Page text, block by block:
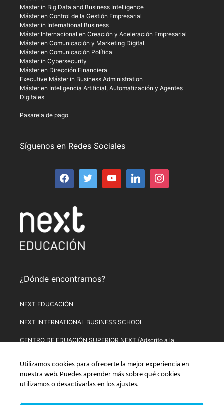
Master in Big Data and Business Intelligence
Máster en Control de la Gestión Empresarial
Master in International Business
Máster Internacional en Creación y Aceleración Empresarial
Máster en Comunicación y Marketing Digital
Máster en Comunicación Política
Master in Cybersecurity
Máster en Dirección Financiera
Executive Máster in Business Administration
Máster en Inteligencia Artificial, Automatización y Agentes
Digitales
Pasarela de pago
Síguenos en Redes Sociales
¿Dónde encontrarnos?
NEXT EDUCACIÓN
NEXT INTERNATIONAL BUSINESS SCHOOL
CENTRO DE EDUACIÓN SUPERIOR NEXT (Adscrito a la
PLATAFORMA DE FORMACIÓN NEXT
Aviso Legal–Política de Privacidad–Términos y condiciones de
Formulario de Desistimiento
Utilizamos cookies para ofrecerte la mejor experiencia en
nuestra web. Puedes aprender más sobre qué cookies
utilizamos o desactivarlas en losajustes.